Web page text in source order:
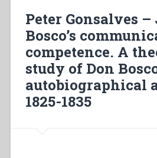
Peter Gonsalves
Bosco’s
competence. A
study of Don
autobiographical
1825-1835